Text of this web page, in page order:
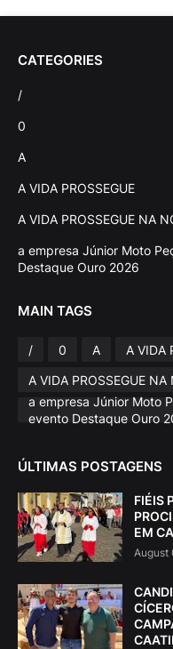
CATEGORIES
/
0
A
A VIDA PROSSEGUE
A VIDA PROSSEGUE NA
a empresa Júnior Moto
Destaque Ouro 2026
MAIN TAGS
/ 0 A
A VIDA
A VIDA PROSSEGUE NA
a empresa Júnior Moto
evento Destaque Ouro
ÚLTIMAS POSTAGENS
FIÉIS
EM
August